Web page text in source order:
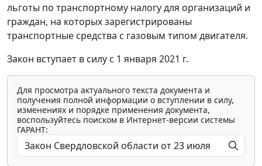
льготы по транспортному налогу для организаций и
граждан, на которых зарегистрированы
транспортные средства с газовым типом двигателя.
Закон вступает в силу с 1 января 2021 г.
Для просмотра актуального текста документа и
получения полной информации о вступлении в силу,
изменениях и порядке применения документа,
воспользуйтесь поиском в Интернет-версии системы
ГАРАНТ: